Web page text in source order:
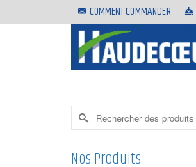
COMMENT COMMANDER
Rechercher :
Nos Produits